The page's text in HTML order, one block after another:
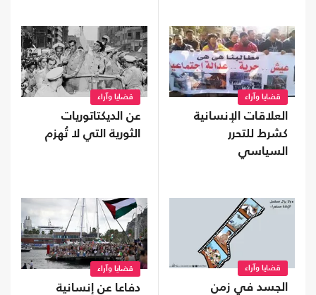
قضايا وآراء
العلاقات الإنسانية
كشرط للتحرر
السياسي
قضايا وآراء
عن الديكتاتوريات
الثورية التي لا تُهزم
قضايا وآراء
الجسد في زمن
قضايا وآراء
دفاعا عن إنسانية